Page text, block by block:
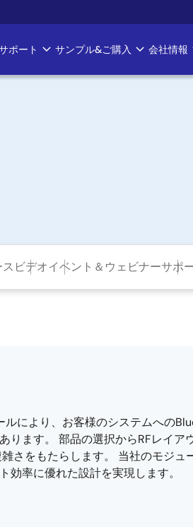
ポート サンプル&ご購入 会社情報
ビデオイベント＆ウェビナーサポ
により、お客様のシステムへの
ます。 部品の選択からRFレイ
さをもたらします。 当社のモジ
率に優れた設計を実現します。